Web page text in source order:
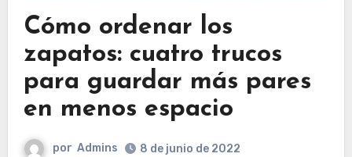
Cómo ordenar los
zapatos: cuatro trucos
para guardar más pares
en menos espacio
por Admins 8 de junio de 2022